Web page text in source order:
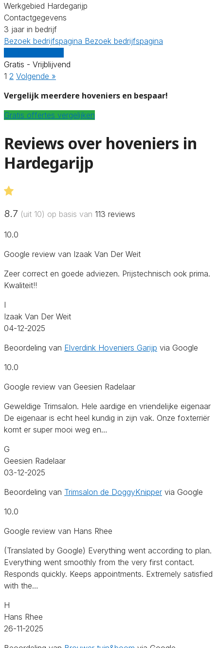
Werkgebied Hardegarijp
Contactgegevens
3 jaar in bedrijf
Bezoek bedrijfspagina Bezoek bedrijfspagina
Gratis - Vrijblijvend
1 2 Volgende »
Vergelijk meerdere hoveniers en bespaar!
Gratis offertes vergelijken
Reviews over hoveniers in
Hardegarijp
8.7 (uit 10) op basis van 113 reviews
10.0
Google review van Izaak Van Der Weit
Zeer correct en goede adviezen. Prijstechnisch ook prima.
Kwaliteit!!
I
Izaak Van Der Weit
04-12-2025
Beoordeling van Elverdink Hoveniers Garijp via Google
10.0
Google review van Geesien Radelaar
Geweldige Trimsalon. Hele aardige en vriendelijke eigenaar
De eigenaar is echt heel kundig in zijn vak. Onze foxterriër
komt er super mooi weg en…
G
Geesien Radelaar
03-12-2025
Beoordeling van Trimsalon de DoggyKnipper via Google
10.0
Google review van Hans Rhee
(Translated by Google) Everything went according to plan.
Everything went smoothly from the very first contact.
Responds quickly. Keeps appointments. Extremely satisfied
with the…
H
Hans Rhee
26-11-2025